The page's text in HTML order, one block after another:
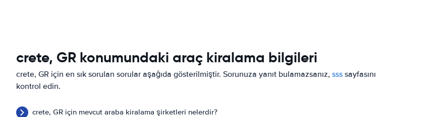
crete, GR konumundaki araç kiralama bilgileri
crete, GR için en sık sorulan sorular aşağıda gösterilmiştir. Sorunuza yanıt bulamazsanız, sss sayfasını
kontrol edin.
crete, GR için mevcut araba kiralama şirketleri nelerdir?